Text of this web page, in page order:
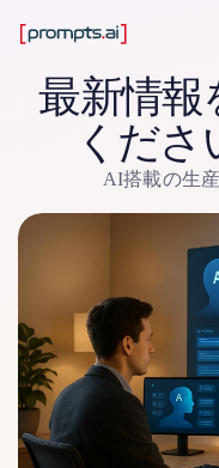
最新情報
くださ
AI搭載の生